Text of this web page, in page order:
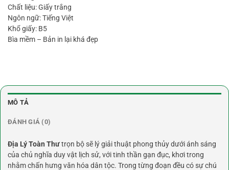
Chất liệu: Giấy trắng
Ngôn ngữ: Tiếng Việt
Khổ giấy: B5
Bìa mềm – Bản in lại khá đẹp
MÔ TẢ
ĐÁNH GIÁ (0)
Địa Lý Toàn Thưtrọn bộ sẽ lý giải thuật phong thủy dưới ánh sáng
của chủ nghĩa duy vật lịch sử, với tinh thần gạn đục, khơi trong
nhằm chấn hưng văn hóa dân tộc. Trong từng đoạn đều có sự chú